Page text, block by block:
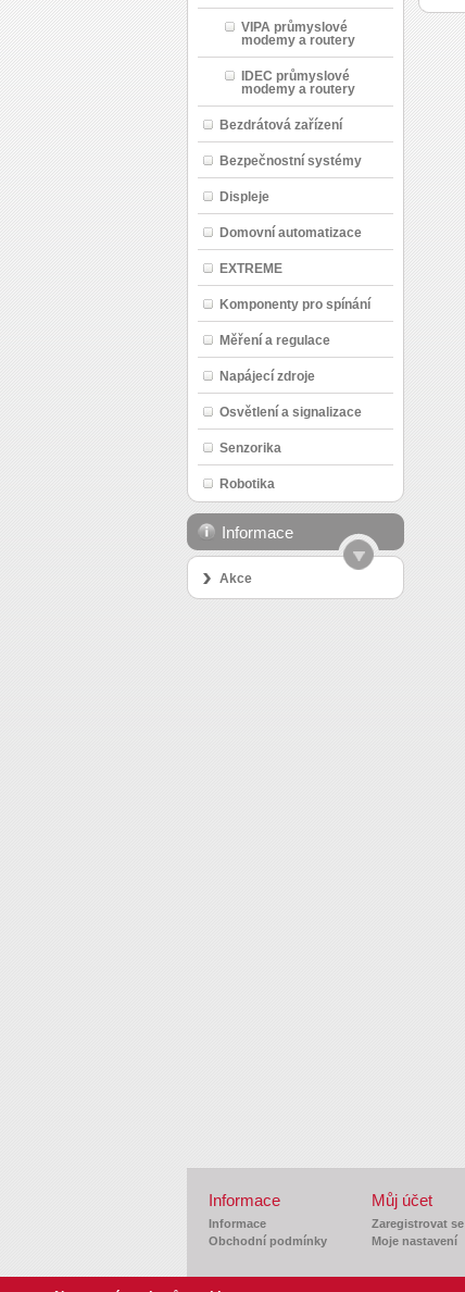
VIPA průmyslové
modemy a routery
IDEC průmyslové
modemy a routery
Bezdrátová zařízení
Bezpečnostní systémy
Displeje
Domovní automatizace
EXTREME
Komponenty pro spínání
Měření a regulace
Napájecí zdroje
Osvětlení a signalizace
Senzorika
Robotika
Informace
Akce
Informace
Informace
Obchodní podmínky
Můj účet
Zaregistrovat se
Moje nastavení